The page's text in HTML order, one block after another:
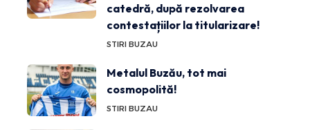
catedră, după rezolvarea
contestațiilor la titularizare!
STIRI BUZAU
Metalul Buzău, tot mai
cosmopolită!
STIRI BUZAU